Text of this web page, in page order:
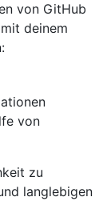
von GitHub
deinem
von
zu
langlebigen